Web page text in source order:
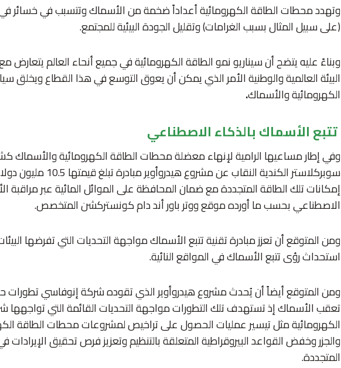
وتهدد محطات الطاقة الكهرومائية أعداداً ضخمة من الأسماك وتتسبب في خسائر في
(على سبيل المثال بسبب الغرامات) وتقليل الجودة البيئية للمجتمع.
وبناءً عليه يتضح أن سيناريو نمو الطاقة الكهرومائية في جميع أنحاء العالم
البيئة العالمية والوطنية الأمر الذي يمكن أن يعوق التوسع في هذا القطاع ويخلق
الكهرومائية والأسماك.
تتبع الأسماك بالذكاء الاصطناعي
وفي إطار مساعيها الرامية لإنهاء معضلة محطات الطاقة الكهرومائية
سوبركلاستر الكندية النقاب عن
إمكانات تلك الطاقة المتجددة مع ضمان المحافظة على الموائل المائية عبر مراقبة
الاصطناعي بحسب ما أورده موقع ووتر باور أند دام كونستركشن المتخصص.
ومن المتوقع أن تعزز مبادرة تقنية تتبع الأسماك مواجهة التحديات التي تفرضها
استحداث رؤى تتبع الأسماك في المواقع النائية.
ومن المتوقع أيضاً أن يُحدث مشروع هيدروأوير الذي تقوده شركة إنوفاسي تطورات
تعقب الأسماك إذ تستهدف تلك التطورات مواجهة التحديات القائمة التي تواجهها
الكهرومائية مثل تيسير عمليات الحصول على تراخيص لمشروعات محطات الطاقة
والجزر وخفض القواعد البيروقراطية المتعلقة بالتنظيم وتعزيز فرص تحقيق
المتجددة.